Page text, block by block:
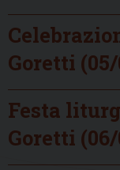
Goretti
Festa
Goretti